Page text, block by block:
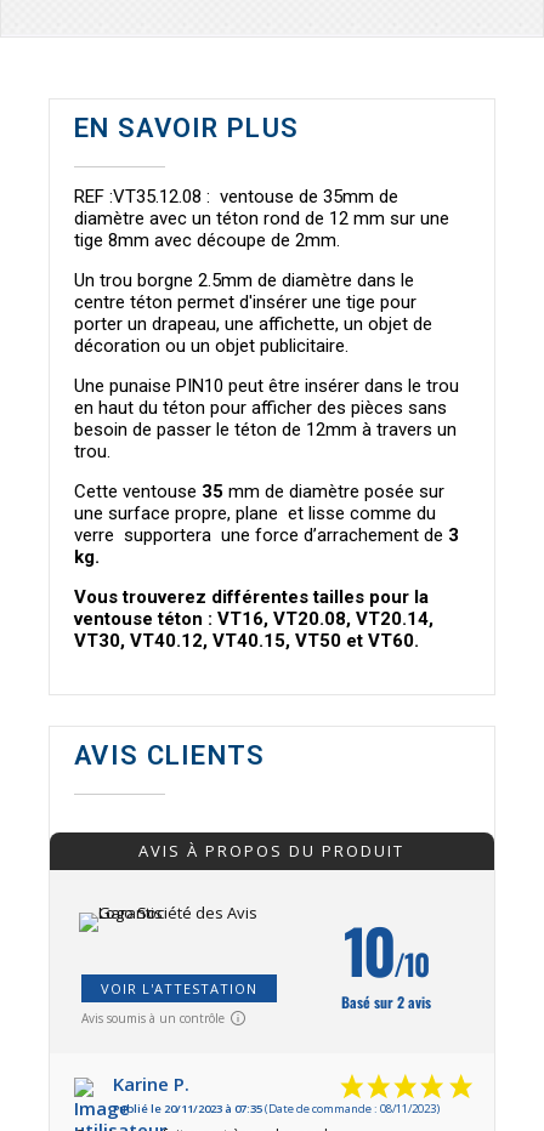
EN SAVOIR PLUS
REF :VT35.12.08 : ventouse de 35mm de
diamètre avec un téton rond de 12 mm sur une
tige 8mm avec découpe de 2mm.
Un trou borgne 2.5mm de diamètre dans le
centre téton permet d'insérer une tige pour
porter un drapeau, une affichette, un objet de
décoration ou un objet publicitaire.
Une punaise PIN10 peut être insérer dans le trou
en haut du téton pour afficher des pièces sans
besoin de passer le téton de 12mm à travers un
trou.
Cette ventouse 35mm de diamètre posée sur
une surface propre, plane et lisse comme du
verre supportera une force d’arrachement de 3
kg.
Vous trouverez différentes tailles pour la
ventouse téton : VT16, VT20.08, VT20.14,
VT30, VT40.12, VT40.15, VT50 et VT60.
AVIS CLIENTS
AVIS À PROPOS DU PRODUIT
VOIR L'ATTESTATION
Avis soumis à un contrôle
10/10
Basé sur 2 avis
Karine P.
Publié le 20/11/2023 à 07:35(Date de commande : 08/11/2023)